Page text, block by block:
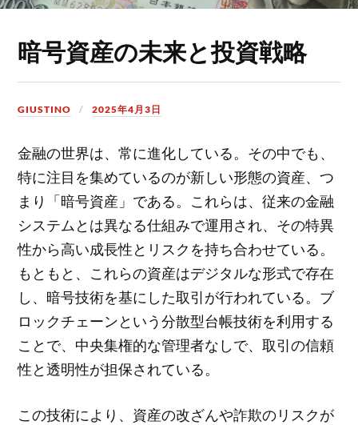
暗号資産の未来と投資戦略
GIUSTINO 2025年4月3日
金融の世界は、常に進化している。 その中でも、
特に注目を集めているのが新しい形態の資産、つ
まり「暗号資産」である。これらは、従来の金融
システムとは異なる仕組みで運用され、その特異
性から高い成長性とリスクを持ち合わせている。
もともと、これらの資産はデジタルな形式で存在
し、暗号技術を基にした取引が行われている。ブ
ロックチェーンという分散型台帳技術を利用する
ことで、中央集権的な管理者なしで、取引の信頼
性と透明性が担保されている。
この技術により、資産の改ざんや詐欺のリスクが